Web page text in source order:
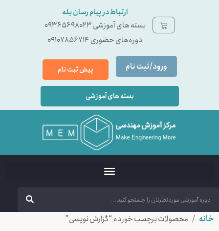
ارتباط در پیام رسان بله
بسته ‌های آموزشی 09365698023
دوره‌های حضوری 09107856714
ورود/ثبت نام پیش ثبت نام
بسته های آموزشی
خانه / محصولات برچسب خورده “گزارش نویسی”